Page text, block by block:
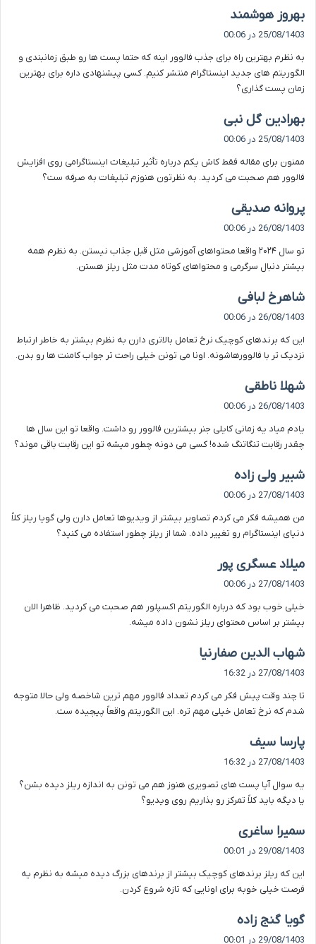
بهروز هوشمند
ف
:
25/08/1403 در 00:06
به نظرم بهترین راه برای جذب فالوور اینه که حتما پست ها رو طبق زمانبندی و
الگوریتم های جدید اینستاگرام منتشر کنیم. کسی پیشنهادی داره برای بهترین
زمان پست گذاری؟
بهرادین گل نبی
:
25/08/1403 در 00:06
ممنون برای مقاله فقط کاش یکم درباره تأثیر تبلیغات اینستاگرامی روی افزایش
فالوور هم صحبت می کردید. به نظرتون هنوزم تبلیغات به صرفه ست؟
پروانه صدیقی
ف
:
26/08/1403 در 00:06
تو سال ۲۰۲۴ واقعا محتواهای آموزشی مثل قبل جذاب نیستن. به نظرم همه
بیشتر دنبال سرگرمی و محتواهای کوتاه مدت مثل ریلز هستن.
شاهرخ لبافی
ف
:
26/08/1403 در 00:06
این که برندهای کوچیک نرخ تعامل بالاتری دارن به نظرم بیشتر به خاطر ارتباط
نزدیک تر با فالوورهاشونه. اونا می تونن خیلی راحت تر جواب کامنت ها رو بدن.
شهلا ناطقی
ف
:
26/08/1403 در 00:06
یادم میاد یه زمانی کایلی جنر بیشترین فالوور رو داشت. واقعا تو این سال ها
چقدر رقابت تنگاتنگ شده! کسی می دونه چطور میشه تو این رقابت باقی موند؟
شبیر ولی زاده
ف
:
27/08/1403 در 00:06
من همیشه فکر می کردم تصاویر بیشتر از ویدیوها تعامل دارن ولی گویا ریلز کلاً
دنیای اینستاگرام رو تغییر داده. شما از ریلز چطور استفاده می کنید؟
میلاد عسگری پور
:
27/08/1403 در 00:06
خیلی خوب بود که درباره الگوریتم اکسپلور هم صحبت می کردید. ظاهرا الان
بیشتر بر اساس محتوای ریلز نشون داده میشه.
شهاب الدین صفارنیا
:
27/08/1403 در 16:32
تا چند وقت پیش فکر می کردم تعداد فالوور مهم ترین شاخصه ولی حالا متوجه
شدم که نرخ تعامل خیلی مهم تره. این الگوریتم واقعاً پیچیده ست.
پارسا سیف
:
27/08/1403 در 16:32
یه سوال آیا پست های تصویری هنوز هم می تونن به اندازه ریلز دیده بشن؟
یا دیگه باید کلاً تمرکز رو بذاریم روی ویدیو؟
سمیرا ساغری
ف
:
29/08/1403 در 00:01
این که ریلز برندهای کوچیک بیشتر از برندهای بزرگ دیده میشه به نظرم یه
فرصت خیلی خوبه برای اونایی که تازه شروع کردن.
گویا گنج زاده
ف
29/08/1403 در 00:01